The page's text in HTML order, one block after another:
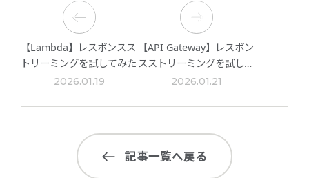
【Lambda】レスポンスス
トリーミングを試してみた
2026.01.19
【API Gateway】レスポン
スストリーミングを試して
2026.01.21
記事一覧へ戻る